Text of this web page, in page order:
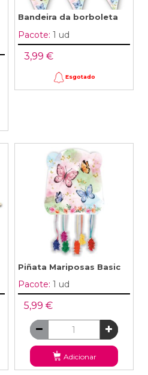
Bandeira da borboleta
Pacote: 1 ud
3,99 €
Esgotado
Piñata Mariposas Basic
Pacote: 1 ud
5,99 €
Adicionar